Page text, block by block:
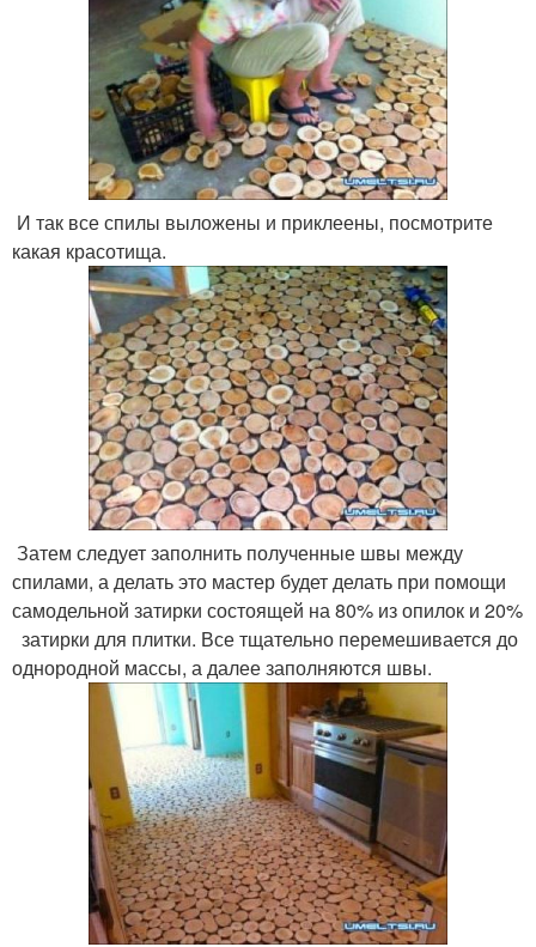
И так все спилы выложены и приклеены, посмотрите
какая красотища.
Затем следует заполнить полученные швы между
спилами, а делать это мастер будет делать при помощи
самодельной затирки состоящей на 80% из опилок и 20%
затирки для плитки. Все тщательно перемешивается до
однородной массы, а далее заполняются швы.